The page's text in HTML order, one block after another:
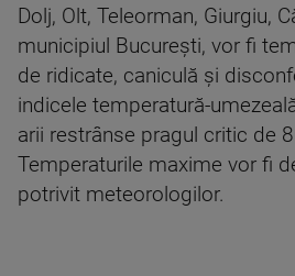
Dolj, Olt, Teleorman, Giurgiu,
municipiul București, vor fi
de ridicate, caniculă și
indicele temperatură-
arii restrânse pragul critic de
Temperaturile maxime vor fi
potrivit meteorologilor.